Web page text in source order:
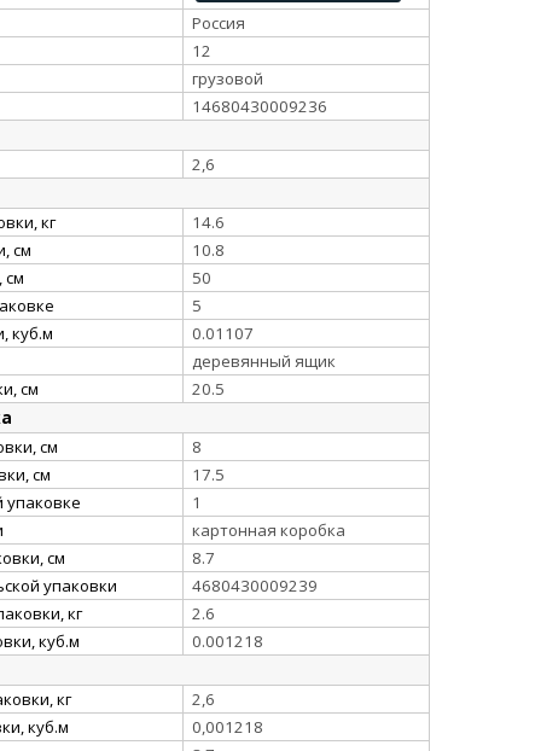
Россия
12
грузовой
14680430009236
2,6
кг
14.6
см
10.8
см
50
5
куб.м
0.01107
деревянный ящик
см
20.5
см
8
см
17.5
упаковке
1
картонная коробка
см
8.7
упаковки
4680430009239
кг
2.6
куб.м
0.001218
кг
2,6
куб.м
0,001218